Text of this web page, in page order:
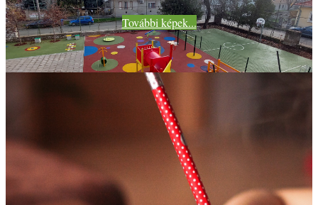
További képek...